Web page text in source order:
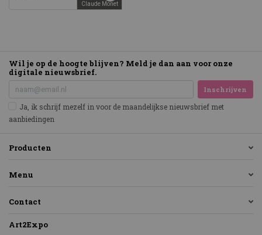
Claude Monet
Wil je op de hoogte blijven? Meld je dan aan voor onze
digitale nieuwsbrief.
Inschrijven
Ja, ik schrijf mezelf in voor de maandelijkse nieuwsbrief met
aanbiedingen
Producten
Menu
Contact
Art2Expo